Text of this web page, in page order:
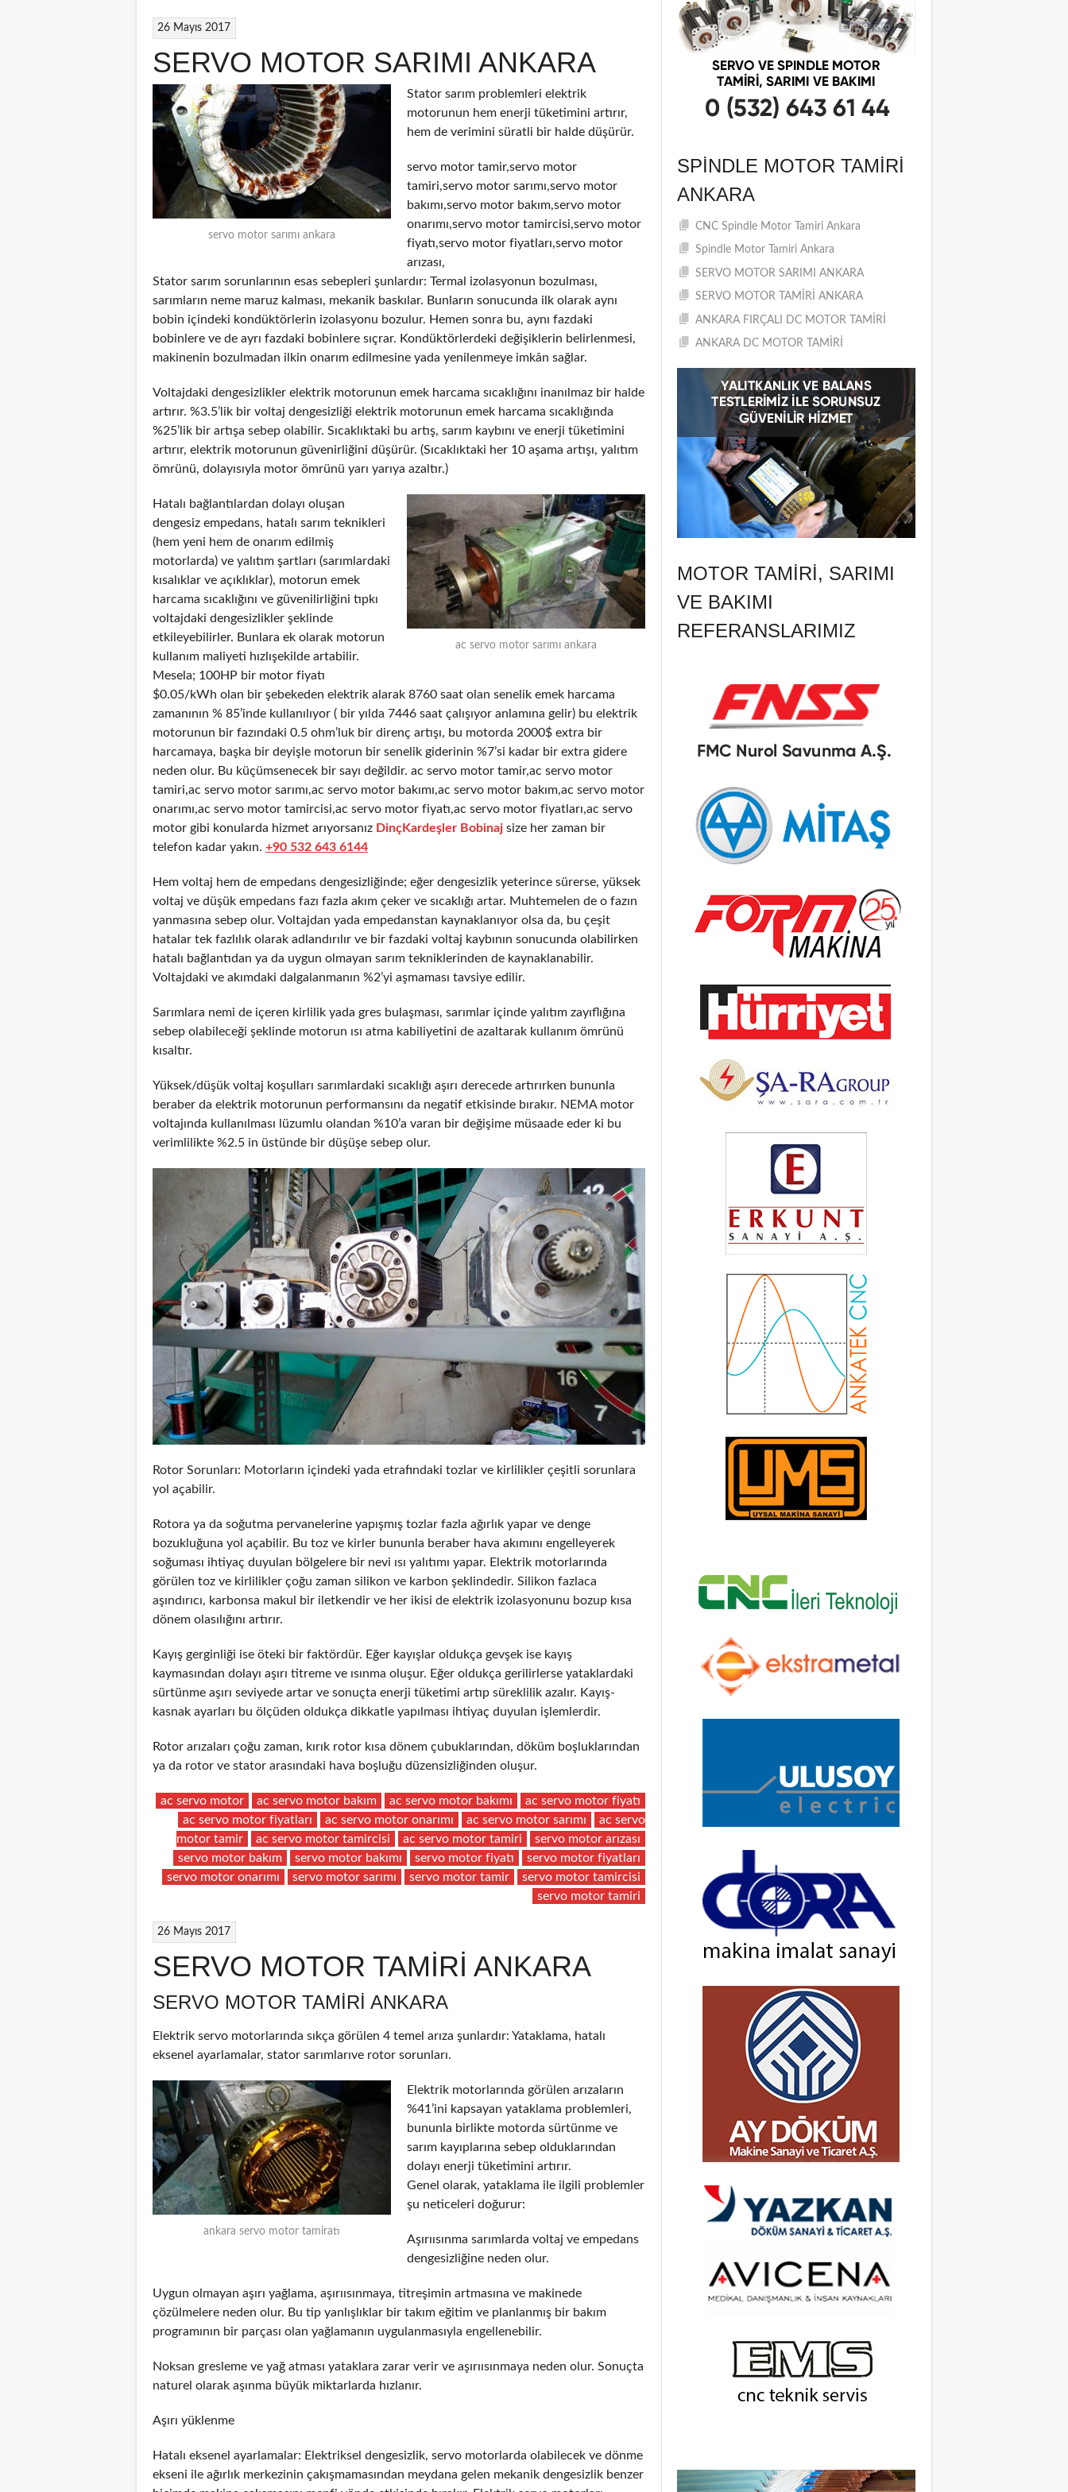
26 Mayıs 2017
SERVO MOTOR SARIMI ANKARA
servo motor sarımı ankara
Stator sarım problemleri elektrik
motorunun hem enerji tüketimini artırır,
hem de verimini süratli bir halde düşürür.
servo motor tamir,servo motor
tamiri,servo motor sarımı,servo motor
bakımı,servo motor bakım,servo motor
onarımı,servo motor tamircisi,servo motor
fiyatı,servo motor fiyatları,servo motor
arızası,
Stator sarım sorunlarının esas sebepleri şunlardır: Termal izolasyonun bozulması,
sarımların neme maruz kalması, mekanik baskılar. Bunların sonucunda ilk olarak aynı
bobin içindeki kondüktörlerin izolasyonu bozulur. Hemen sonra bu, aynı fazdaki
bobinlere ve de ayrı fazdaki bobinlere sıçrar. Kondüktörlerdeki değişiklerin belirlenmesi,
makinenin bozulmadan ilkin onarım edilmesine yada yenilenmeye imkân sağlar.
Voltajdaki dengesizlikler elektrik motorunun emek harcama sıcaklığını inanılmaz bir halde
artırır. %3.5’lik bir voltaj dengesizliği elektrik motorunun emek harcama sıcaklığında
%25’lik bir artışa sebep olabilir. Sıcaklıktaki bu artış, sarım kaybını ve enerji tüketimini
artırır, elektrik motorunun güvenirliğini düşürür. (Sıcaklıktaki her 10 aşama artışı, yalıtım
ömrünü, dolayısıyla motor ömrünü yarı yarıya azaltır.)
ac servo motor sarımı ankara
Hatalı bağlantılardan dolayı oluşan
dengesiz empedans, hatalı sarım teknikleri
(hem yeni hem de onarım edilmiş
motorlarda) ve yalıtım şartları (sarımlardaki
kısalıklar ve açıklıklar), motorun emek
harcama sıcaklığını ve güvenilirliğini tıpkı
voltajdaki dengesizlikler şeklinde
etkileyebilirler. Bunlara ek olarak motorun
kullanım maliyeti hızlışekilde artabilir.
Mesela; 100HP bir motor fiyatı
$0.05/kWh olan bir şebekeden elektrik alarak 8760 saat olan senelik emek harcama
zamanının % 85’inde kullanılıyor ( bir yılda 7446 saat çalışıyor anlamına gelir) bu elektrik
motorunun bir fazındaki 0.5 ohm’luk bir direnç artışı, bu motorda 2000$ extra bir
harcamaya, başka bir deyişle motorun bir senelik giderinin %7’si kadar bir extra gidere
neden olur. Bu küçümsenecek bir sayı değildir. ac servo motor tamir,ac servo motor
tamiri,ac servo motor sarımı,ac servo motor bakımı,ac servo motor bakım,ac servo motor
onarımı,ac servo motor tamircisi,ac servo motor fiyatı,ac servo motor fiyatları,ac servo
motor gibi konularda hizmet arıyorsanız DinçKardeşler Bobinaj size her zaman bir
telefon kadar yakın. +90 532 643 6144
Hem voltaj hem de empedans dengesizliğinde; eğer dengesizlik yeterince sürerse, yüksek
voltaj ve düşük empedans fazı fazla akım çeker ve sıcaklığı artar. Muhtemelen de o fazın
yanmasına sebep olur. Voltajdan yada empedanstan kaynaklanıyor olsa da, bu çeşit
hatalar tek fazlılık olarak adlandırılır ve bir fazdaki voltaj kaybının sonucunda olabilirken
hatalı bağlantıdan ya da uygun olmayan sarım tekniklerinden de kaynaklanabilir.
Voltajdaki ve akımdaki dalgalanmanın %2’yi aşmaması tavsiye edilir.
Sarımlara nemi de içeren kirlilik yada gres bulaşması, sarımlar içinde yalıtım zayıflığına
sebep olabileceği şeklinde motorun ısı atma kabiliyetini de azaltarak kullanım ömrünü
kısaltır.
Yüksek/düşük voltaj koşulları sarımlardaki sıcaklığı aşırı derecede artırırken bununla
beraber da elektrik motorunun performansını da negatif etkisinde bırakır. NEMA motor
voltajında kullanılması lüzumlu olandan %10’a varan bir değişime müsaade eder ki bu
verimlilikte %2.5 in üstünde bir düşüşe sebep olur.
Rotor Sorunları: Motorların içindeki yada etrafındaki tozlar ve kirlilikler çeşitli sorunlara
yol açabilir.
Rotora ya da soğutma pervanelerine yapışmış tozlar fazla ağırlık yapar ve denge
bozukluğuna yol açabilir. Bu toz ve kirler bununla beraber hava akımını engelleyerek
soğuması ihtiyaç duyulan bölgelere bir nevi ısı yalıtımı yapar. Elektrik motorlarında
görülen toz ve kirlilikler çoğu zaman silikon ve karbon şeklindedir. Silikon fazlaca
aşındırıcı, karbonsa makul bir iletkendir ve her ikisi de elektrik izolasyonunu bozup kısa
dönem olasılığını artırır.
Kayış gerginliği ise öteki bir faktördür. Eğer kayışlar oldukça gevşek ise kayış
kaymasından dolayı aşırı titreme ve ısınma oluşur. Eğer oldukça gerilirlerse yataklardaki
sürtünme aşırı seviyede artar ve sonuçta enerji tüketimi artıp süreklilik azalır. Kayış-
kasnak ayarları bu ölçüden oldukça dikkatle yapılması ihtiyaç duyulan işlemlerdir.
Rotor arızaları çoğu zaman, kırık rotor kısa dönem çubuklarından, döküm boşluklarından
ya da rotor ve stator arasındaki hava boşluğu düzensizliğinden oluşur.
ac servo motor ac servo motor bakım ac servo motor bakımı
ac servo motor fiyatı
ac servo motor fiyatları
ac servo motor onarımı ac servo motor sarımı
ac servo
motor tamir
ac servo motor tamircisi ac servo motor tamiri
servo motor arızası
servo motor bakım
servo motor bakımı servo motor fiyatı
servo motor fiyatları
servo motor onarımı
servo motor sarımı servo motor tamir
servo motor tamircisi
servo motor tamiri
26 Mayıs 2017
SERVO MOTOR TAMİRİ ANKARA
SERVO MOTOR TAMIRI ANKARA
Elektrik servo motorlarında sıkça görülen 4 temel arıza şunlardır: Yataklama, hatalı
eksenel ayarlamalar, stator sarımlarıve rotor sorunları.
ankara servo motor tamiratı
Elektrik motorlarında görülen arızaların
%41’ini kapsayan yataklama problemleri,
bununla birlikte motorda sürtünme ve
sarım kayıplarına sebep olduklarından
dolayı enerji tüketimini artırır.
Genel olarak, yataklama ile ilgili problemler
şu neticeleri doğurur:
Aşırıısınma sarımlarda voltaj ve empedans
dengesizliğine neden olur.
Uygun olmayan aşırı yağlama, aşırıısınmaya, titreşimin artmasına ve makinede
çözülmelere neden olur. Bu tip yanlışlıklar bir takım eğitim ve planlanmış bir bakım
programının bir parçası olan yağlamanın uygulanmasıyla engellenebilir.
Noksan gresleme ve yağ atması yataklara zarar verir ve aşırıısınmaya neden olur. Sonuçta
naturel olarak aşınma büyük miktarlarda hızlanır.
Aşırı yüklenme
Hatalı eksenel ayarlamalar: Elektriksel dengesizlik, servo motorlarda olabilecek ve dönme
ekseni ile ağırlık merkezinin çakışmamasından meydana gelen mekanik dengesizlik benzer
SPINDLE MOTOR TAMIRI
ANKARA
CNC Spindle Motor Tamiri Ankara
Spindle Motor Tamiri Ankara
SERVO MOTOR SARIMI ANKARA
SERVO MOTOR TAMİRİ ANKARA
ANKARA FIRÇALI DC MOTOR TAMİRİ
ANKARA DC MOTOR TAMİRİ
MOTOR TAMIRI, SARIMI
VE BAKIMI
REFERANSLARIMIZ